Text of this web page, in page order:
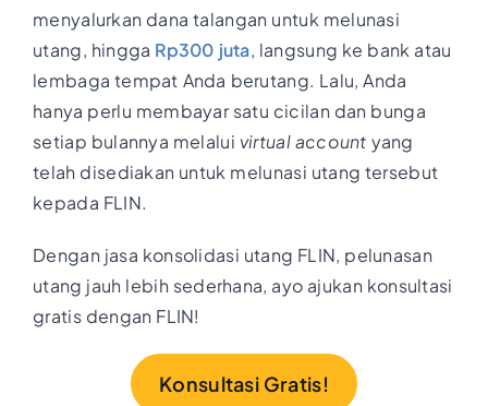
menyalurkan dana talangan untuk melunasi
utang, hingga Rp300 juta, langsung ke bank atau
lembaga tempat Anda berutang. Lalu, Anda
hanya perlu membayar satu cicilan dan bunga
setiap bulannya melalui virtual account yang
telah disediakan untuk melunasi utang tersebut
kepada FLIN.
Dengan jasa konsolidasi utang FLIN, pelunasan
utang jauh lebih sederhana, ayo ajukan konsultasi
gratis dengan FLIN!
Konsultasi Gratis!